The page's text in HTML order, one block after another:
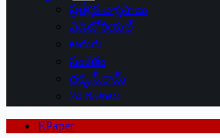
ప్రత్యేక వ్యాసాలు
ఎడిటోరియల్
అరుగు
సంకేతం
దక్కన్.కామ్
24 గంటలు
EPaper